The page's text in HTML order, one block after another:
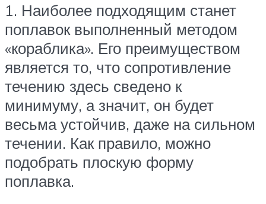
1. Наиболее подходящим станет
поплавок выполненный методом
«кораблика». Его преимуществом
является то, что сопротивление
течению здесь сведено к
минимуму, а значит, он будет
весьма устойчив, даже на сильном
течении. Как правило, можно
подобрать плоскую форму
поплавка.